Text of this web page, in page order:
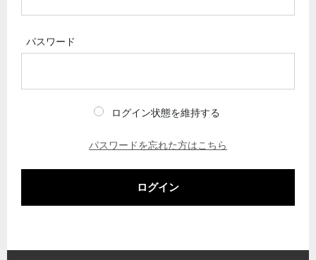
パスワード
ログイン状態を維持する
パスワードを忘れた方はこちら
ログイン